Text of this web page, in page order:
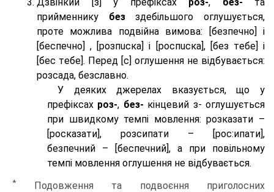
прийменнику безздебільшого оглушується,
проте можлива подвійна вимова: [безпeчно] і
[беспeчно] , [розпuска] і [роспuска], [без тeбе] і
[бес тeбе]. Перед [с] оглушення не відбувається:
розсада, безславно.
У деяких джерелах вказується, що у
префіксах роз-, без- кінцевий з- оглушується
при швидкому темпі мовлення: розказати –
[росказати], розсипати – [роc:ипати],
безпечний – [беспечний], а при повільному
темпі мовлення оглушення не відбувається.
*
Подовження та подвоєння приголосних